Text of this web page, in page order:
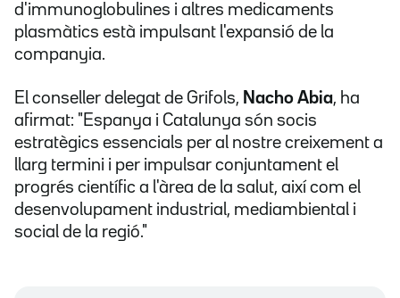
d'immunoglobulines i altres medicaments
plasmàtics està impulsant l'expansió de la
companyia.
El conseller delegat de Grifols, Nacho Abia, ha
afirmat: "Espanya i Catalunya són socis
estratègics essencials per al nostre creixement a
llarg termini i per impulsar conjuntament el
progrés científic a l'àrea de la salut, així com el
desenvolupament industrial, mediambiental i
social de la regió."